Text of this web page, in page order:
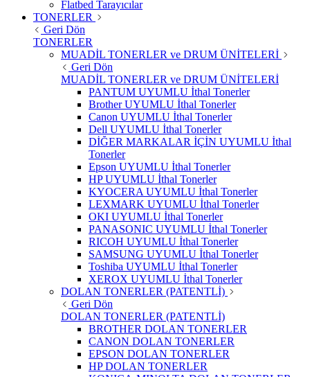
Flatbed Tarayıcılar
TONERLER
Geri Dön
TONERLER
MUADİL TONERLER ve DRUM ÜNİTELERİ
Geri Dön
MUADİL TONERLER ve DRUM ÜNİTELERİ
PANTUM UYUMLU İthal Tonerler
Brother UYUMLU İthal Tonerler
Canon UYUMLU İthal Tonerler
Dell UYUMLU İthal Tonerler
DİĞER MARKALAR İÇİN UYUMLU İthal
Tonerler
Epson UYUMLU İthal Tonerler
HP UYUMLU İthal Tonerler
KYOCERA UYUMLU İthal Tonerler
LEXMARK UYUMLU İthal Tonerler
OKI UYUMLU İthal Tonerler
PANASONIC UYUMLU İthal Tonerler
RICOH UYUMLU İthal Tonerler
SAMSUNG UYUMLU İthal Tonerler
Toshiba UYUMLU İthal Tonerler
XEROX UYUMLU İthal Tonerler
DOLAN TONERLER (PATENTLİ)
Geri Dön
DOLAN TONERLER (PATENTLİ)
BROTHER DOLAN TONERLER
CANON DOLAN TONERLER
EPSON DOLAN TONERLER
HP DOLAN TONERLER